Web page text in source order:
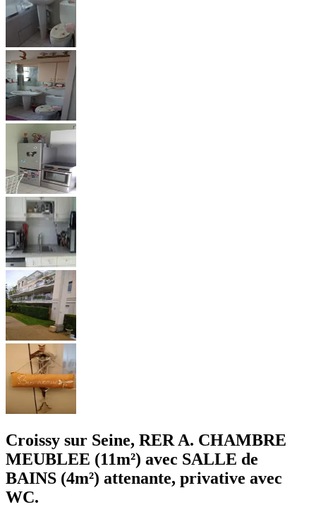
Croissy sur Seine, RER A. CHAMBRE
MEUBLEE (11m²) avec SALLE de
BAINS (4m²) attenante, privative avec
WC.